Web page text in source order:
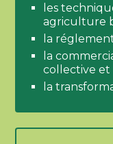
les
agriculture
la
la
collective et
la